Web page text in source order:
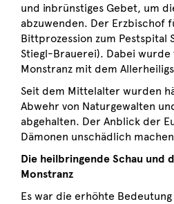
und inbrünstiges Gebet, um
abzuwenden. Der Erzbischof
Bittprozession zum Pestspital
Stiegl-Brauerei). Dabei
Monstranz mit dem
Seit dem Mittelalter wurden
Abwehr von Naturgewalten
abgehalten. Der Anblick der
Dämonen unschädlich
Die heilbringende Schau und
Monstranz
Es war die erhöhte